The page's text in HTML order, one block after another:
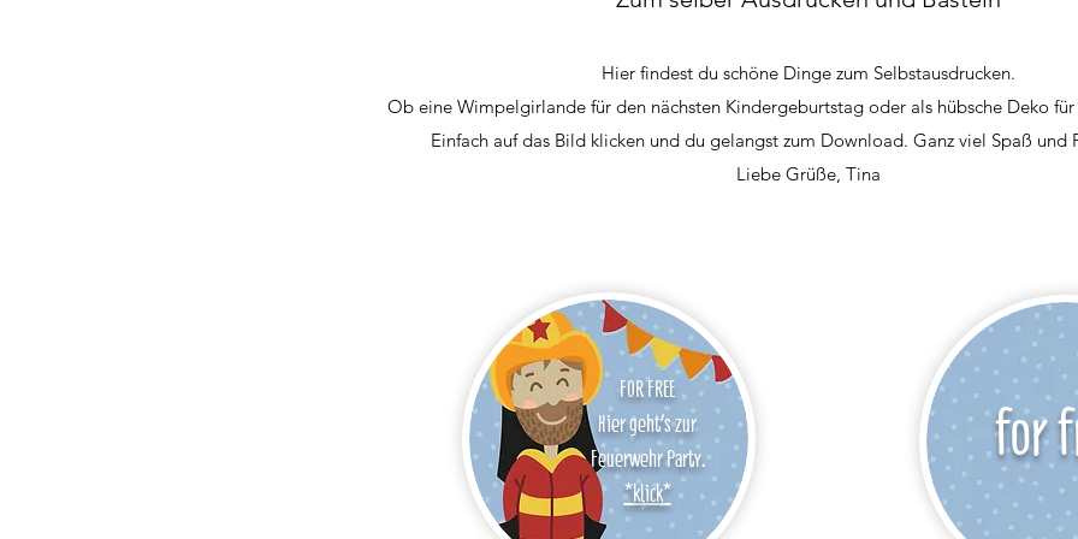
Hier findest du schöne Dinge zum Selbstausdrucken.
Ob eine Wimpelgirlande für den nächsten Kindergeburtstag oder als hübsche Deko
Einfach auf das Bild klicken und du gelangst zum Download. Ganz viel Spaß und
Liebe Grüße, Tina
FOR FREE
Hier geht`s zur
Feuerwehr Party.
*klick*
for